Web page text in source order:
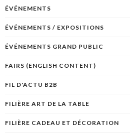
ÉVÉNEMENTS
ÉVÉNEMENTS / EXPOSITIONS
ÉVÉNEMENTS GRAND PUBLIC
FAIRS (ENGLISH CONTENT)
FIL D'ACTU B2B
FILIÈRE ART DE LA TABLE
FILIÈRE CADEAU ET DÉCORATION